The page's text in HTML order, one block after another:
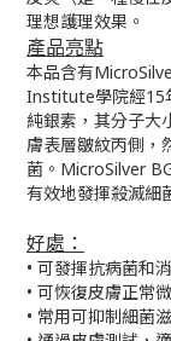
理想護理效果。
產品亮點
本品含有
Institute學院經15
純銀素，其分子大
膚表層皺紋丙側，
菌。MicroSilver
有效地發揮殺滅細
好處：
• 可發揮抗病菌和
• 可恢復皮膚正常
• 常用可抑制細菌